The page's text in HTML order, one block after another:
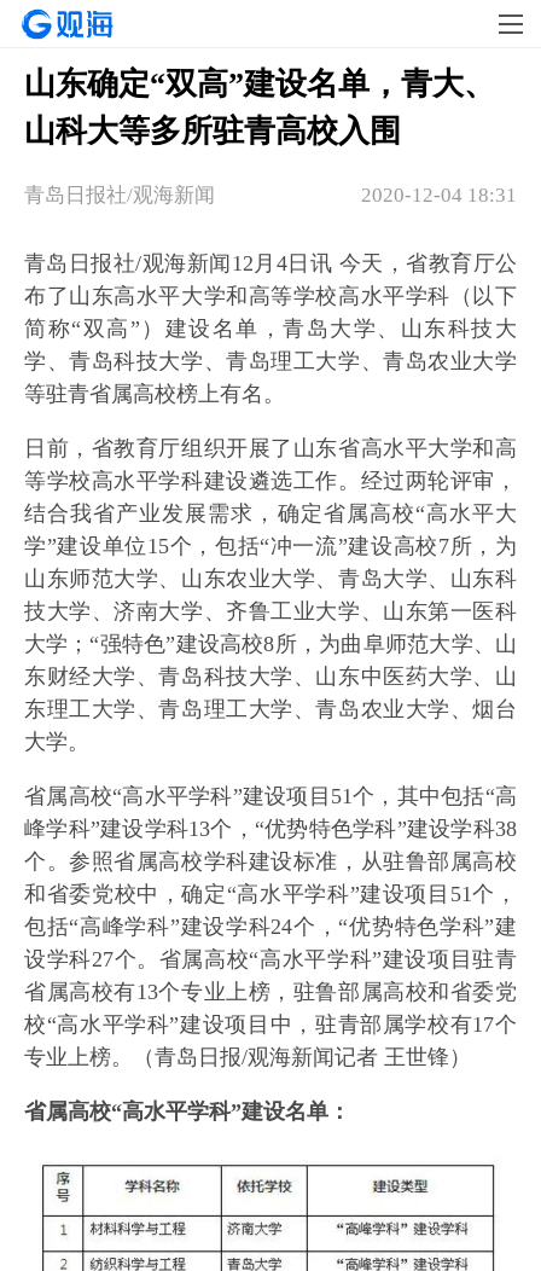
山东确定“双高”建设名单，青大、
山科大等多所驻青高校入围
2020-12-04 18:31
青岛日报社/观海新闻
青岛日报社/观海新闻12月4日讯 今天，省教育厅公
布了山东高水平大学和高等学校高水平学科（以下
简称“双高”）建设名单，青岛大学、山东科技大
学、青岛科技大学、青岛理工大学、青岛农业大学
等驻青省属高校榜上有名。
日前，省教育厅组织开展了山东省高水平大学和高
等学校高水平学科建设遴选工作。经过两轮评审，
结合我省产业发展需求，确定省属高校“高水平大
学”建设单位15个，包括“冲一流”建设高校7所，为
山东师范大学、山东农业大学、青岛大学、山东科
技大学、济南大学、齐鲁工业大学、山东第一医科
大学；“强特色”建设高校8所，为曲阜师范大学、山
东财经大学、青岛科技大学、山东中医药大学、山
东理工大学、青岛理工大学、青岛农业大学、烟台
大学。
省属高校“高水平学科”建设项目51个，其中包括“高
峰学科”建设学科13个，“优势特色学科”建设学科38
个。参照省属高校学科建设标准，从驻鲁部属高校
和省委党校中，确定“高水平学科”建设项目51个，
包括“高峰学科”建设学科24个，“优势特色学科”建
设学科27个。省属高校“高水平学科”建设项目驻青
省属高校有13个专业上榜，驻鲁部属高校和省委党
校“高水平学科”建设项目中，驻青部属学校有17个
专业上榜。（青岛日报/观海新闻记者 王世锋）
省属高校“高水平学科”建设名单：